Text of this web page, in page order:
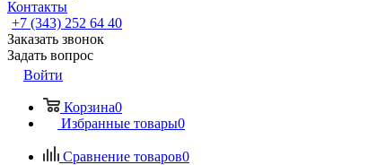
Контакты
+7 (343) 252 64 40
Заказать звонок
Задать вопрос
Войти
Корзина0
Избранные товары0
Сравнение товаров0